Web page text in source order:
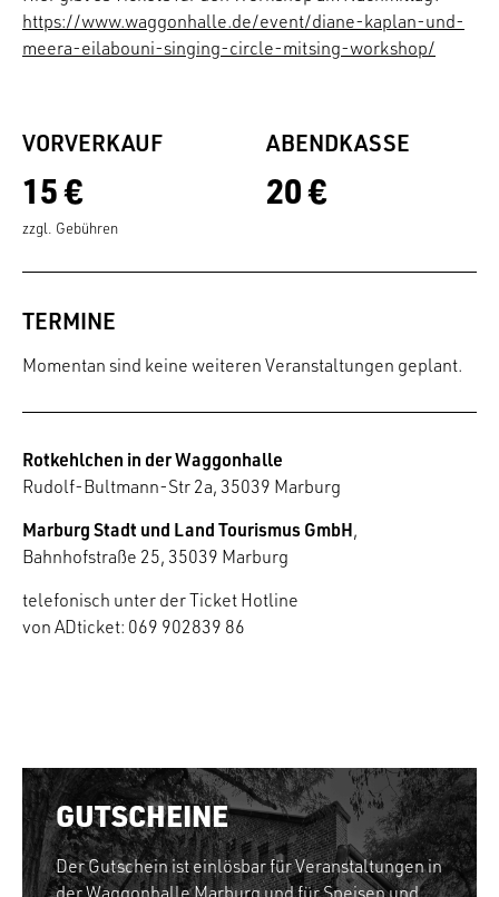
https://www.waggonhalle.de/event/diane-kaplan-und-
meera-eilabouni-singing-circle-mitsing-workshop/
VORVERKAUF
15 €
zzgl. Gebühren
ABENDKASSE
20 €
TERMINE
Momentan sind keine weiteren Veranstaltungen geplant.
Rotkehlchen in der Waggonhalle
Rudolf-Bultmann-Str 2a, 35039 Marburg
Marburg Stadt und Land Tourismus GmbH,
Bahnhofstraße 25, 35039 Marburg
telefonisch unter der Ticket Hotline
von ADticket: 069 902839 86
GUTSCHEINE
Der Gutschein ist einlösbar für Veranstaltungen in